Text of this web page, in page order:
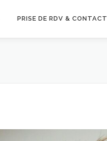
PRISE DE RDV & CONTACT